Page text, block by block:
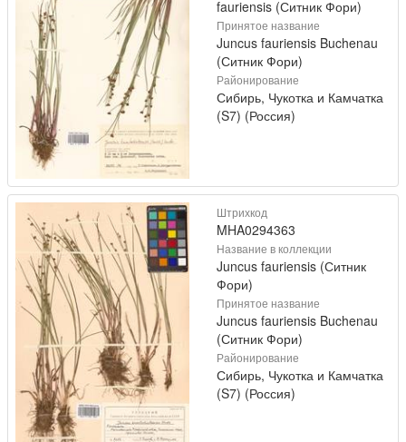
fauriensis (Ситник Фори)
Принятое название
Juncus fauriensis Buchenau
(Ситник Фори)
Районирование
Сибирь, Чукотка и Камчатка
(S7) (Россия)
Штрихкод
MHA0294363
Название в коллекции
Juncus fauriensis (Ситник
Фори)
Принятое название
Juncus fauriensis Buchenau
(Ситник Фори)
Районирование
Сибирь, Чукотка и Камчатка
(S7) (Россия)